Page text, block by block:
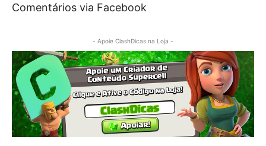
Comentários via Facebook
- Apoie ClashDicas na Loja -